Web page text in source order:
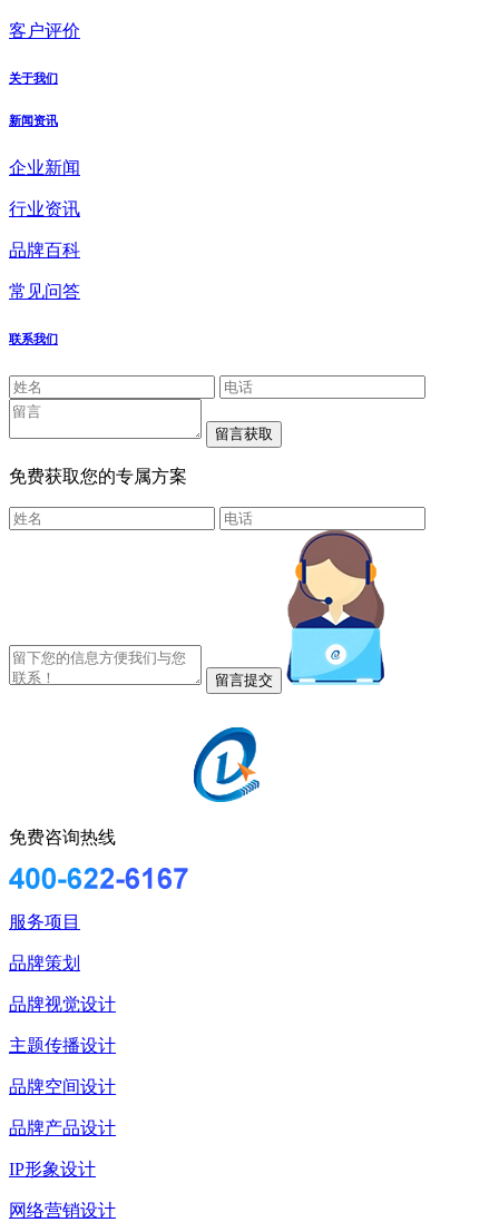
客户评价
关于我们
新闻资讯
企业新闻
行业资讯
品牌百科
常见问答
联系我们
免费获取您的专属方案
免费咨询热线
服务项目
品牌策划
品牌视觉设计
主题传播设计
品牌空间设计
品牌产品设计
IP形象设计
网络营销设计